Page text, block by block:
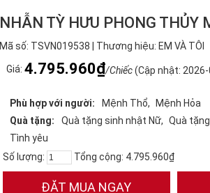
NHẪN TỲ HƯU PHONG THỦY
Mã số: TSVN019538 | Thương hiệu: EM VÀ TÔI
Giá: 4.795.960₫/Chiếc(Cập nhật:
Phù hợp với người: Mệnh Thổ
Mệnh Hỏa
Quà tặng:
Quà tặng sinh nhật Nữ Quà
Tình yêu
Số lượng:
Tổng cộng: 4.795.960₫
ĐẶT MUA NGAY